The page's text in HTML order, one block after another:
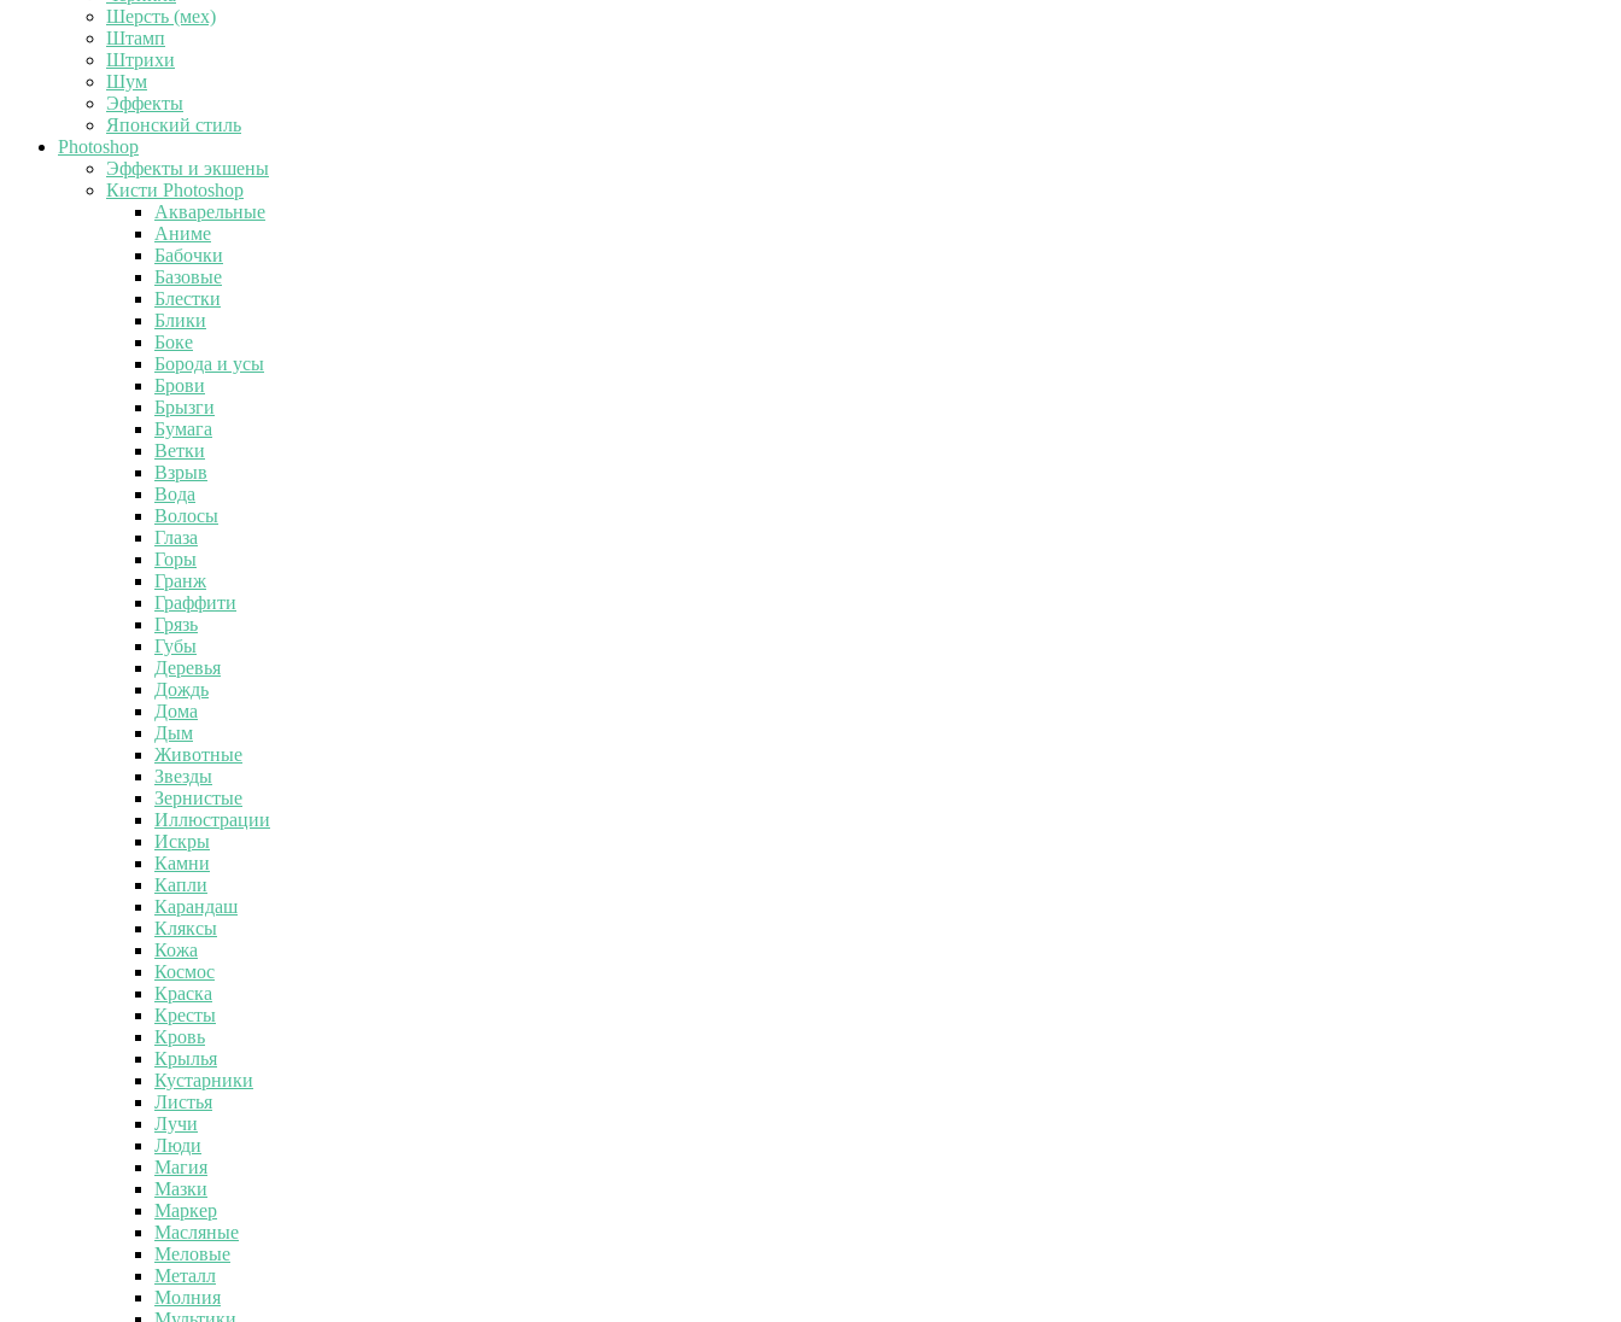
Шерсть (мех)
Штамп
Штрихи
Шум
Эффекты
Японский стиль
Photoshop
Эффекты и экшены
Кисти Photoshop
Акварельные
Аниме
Бабочки
Базовые
Блестки
Блики
Боке
Борода и усы
Брови
Брызги
Бумага
Ветки
Взрыв
Вода
Волосы
Глаза
Горы
Гранж
Граффити
Грязь
Губы
Деревья
Дождь
Дома
Дым
Животные
Звезды
Зернистые
Иллюстрации
Искры
Камни
Капли
Карандаш
Кляксы
Кожа
Космос
Краска
Кресты
Кровь
Крылья
Кустарники
Листья
Лучи
Люди
Магия
Мазки
Маркер
Масляные
Меловые
Металл
Молния